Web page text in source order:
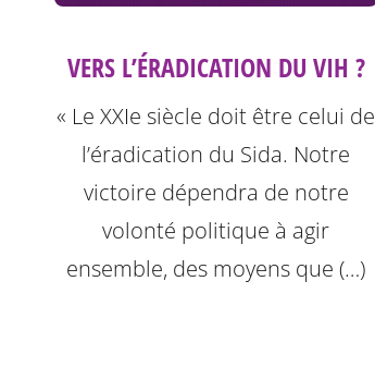
VERS L’ÉRADICATION DU VIH ?
« Le XXIe siècle doit être celui de
l’éradication du Sida. Notre
victoire dépendra de notre
volonté politique à agir
ensemble, des moyens que (…)